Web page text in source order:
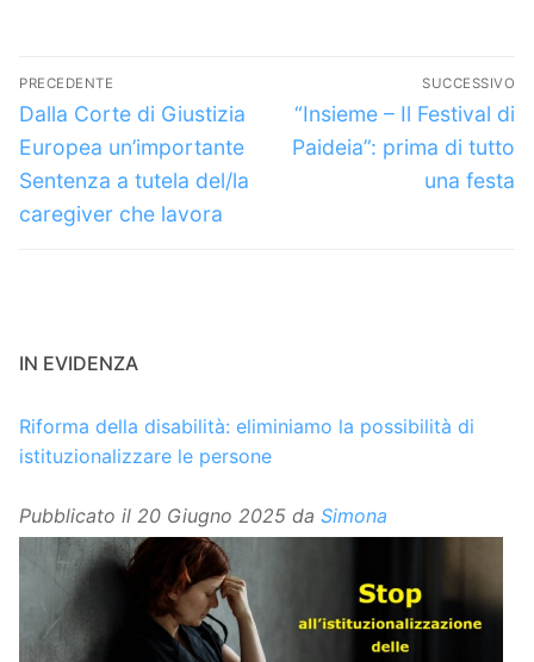
Navigazione
articoli
PRECEDENTE
Articolo
precedente:
Dalla Corte di Giustizia
Europea un’importante
Sentenza a tutela del/la
caregiver che lavora
SUCCESSIVO
Articolo
successivo:
“Insieme – Il Festival di
Paideia”: prima di tutto
una festa
IN EVIDENZA
Riforma della disabilità: eliminiamo la possibilità di
istituzionalizzare le persone
Pubblicato il 20 Giugno 2025 da Simona